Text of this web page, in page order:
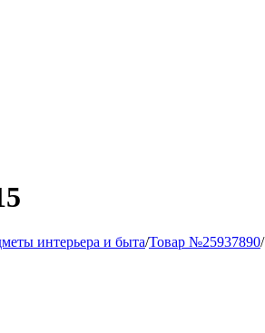
интерьера и быта/Товар №25937890/